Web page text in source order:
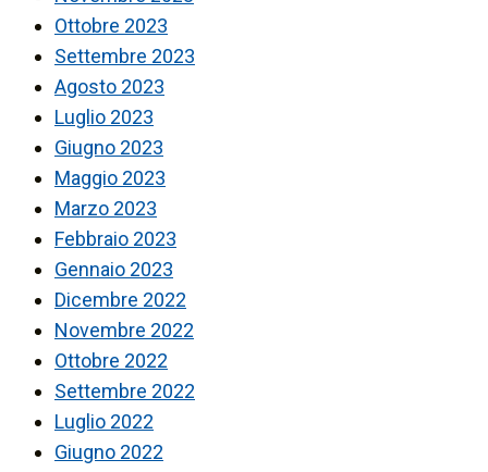
Ottobre 2023
Settembre 2023
Agosto 2023
Luglio 2023
Giugno 2023
Maggio 2023
Marzo 2023
Febbraio 2023
Gennaio 2023
Dicembre 2022
Novembre 2022
Ottobre 2022
Settembre 2022
Luglio 2022
Giugno 2022